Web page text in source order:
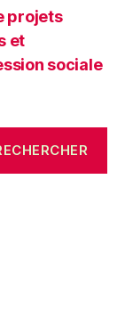
projets
et
sociale